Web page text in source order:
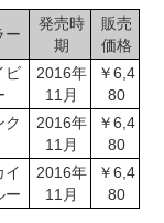
ー
発売時
期
販売
価格
ビ
2016年
11月
￥6,4
80
ク
2016年
11月
￥6,4
80
イ
ー
2016年
11月
￥6,4
80